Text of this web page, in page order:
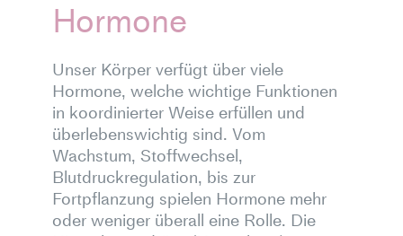
Hormone
Unser Körper verfügt über viele
Hormone, welche wichtige Funktionen
in koordinierter Weise erfüllen und
überlebenswichtig sind. Vom
Wachstum, Stoffwechsel,
Blutdruckregulation, bis zur
Fortpflanzung spielen Hormone mehr
oder weniger überall eine Rolle. Die